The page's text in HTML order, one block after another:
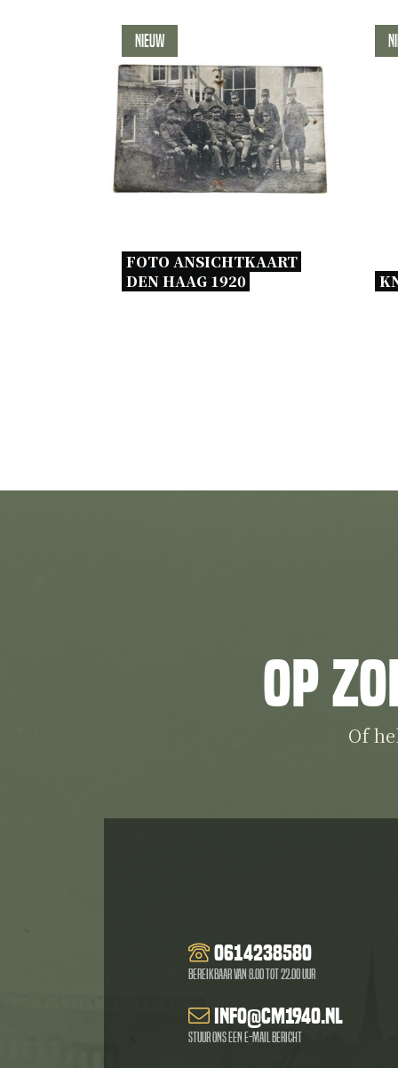
Nieuw
FOTO ANSICHTKAART
DEN HAAG 1920
Op
Of
0614238580
Bereikbaar van 8.00 tot 22.00 uur
info@cm1940.nl
Stuur ons een e-mail bericht